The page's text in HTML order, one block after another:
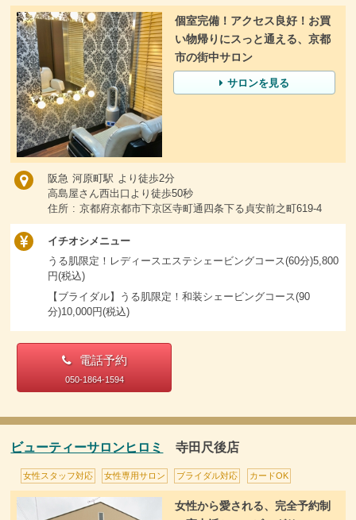
個室完備！アクセス良好！お買
い物帰りにスっと通える、京都
市の街中サロン
サロンを見る
阪急 河原町駅 より徒歩2分
高島屋さん西出口より徒歩50秒
住所 : 京都府京都市下京区寺町通四条下る貞安前之町619-4
イチオシメニュー
うる肌限定！レディースエステシェービングコース(60分)5,800
円(税込)
【ブライダル】うる肌限定！和装シェービングコース(90
分)10,000円(税込)
電話予約
050-1864-1594
ビューティーサロンヒロミ 寺田尺後店
女性スタッフ対応 女性専用サロン ブライダル対応 カードOK
女性から愛される、完全予約制